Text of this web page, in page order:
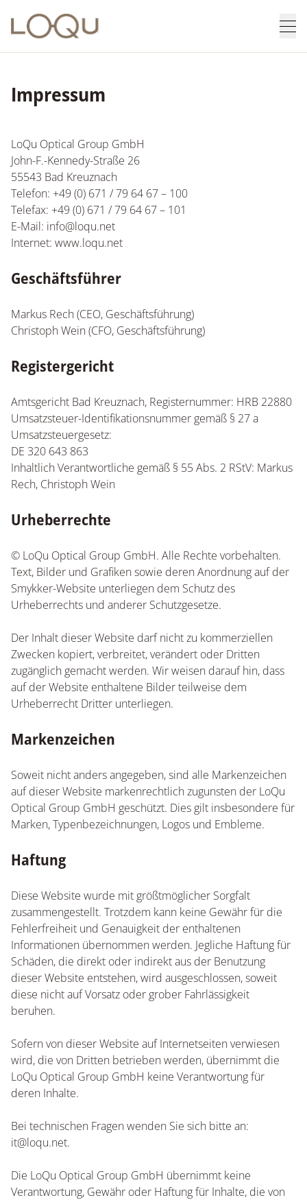
Loqu - Zur Startseite
Impressum
LoQu Optical Group GmbH
John-F.-Kennedy-Straße 26
55543 Bad Kreuznach
Telefon: +49 (0) 671 / 79 64 67 – 100
Telefax: +49 (0) 671 / 79 64 67 – 101
E-Mail: info@loqu.net
Internet: www.loqu.net
Geschäftsführer
Markus Rech (CEO, Geschäftsführung)
Christoph Wein (CFO, Geschäftsführung)
Registergericht
Amtsgericht Bad Kreuznach, Registernummer: HRB 22880
Umsatzsteuer-Identifikationsnummer gemäß § 27 a
Umsatzsteuergesetz:
DE 320 643 863
Inhaltlich Verantwortliche gemäß § 55 Abs. 2 RStV: Markus
Rech, Christoph Wein
Urheberrechte
© LoQu Optical Group GmbH. Alle Rechte vorbehalten.
Text, Bilder und Grafiken sowie deren Anordnung auf der
Smykker-Website unterliegen dem Schutz des
Urheberrechts und anderer Schutzgesetze.
Der Inhalt dieser Website darf nicht zu kommerziellen
Zwecken kopiert, verbreitet, verändert oder Dritten
zugänglich gemacht werden. Wir weisen darauf hin, dass
auf der Website enthaltene Bilder teilweise dem
Urheberrecht Dritter unterliegen.
Markenzeichen
Soweit nicht anders angegeben, sind alle Markenzeichen
auf dieser Website markenrechtlich zugunsten der LoQu
Optical Group GmbH geschützt. Dies gilt insbesondere für
Marken, Typenbezeichnungen, Logos und Embleme.
Haftung
Diese Website wurde mit größtmöglicher Sorgfalt
zusammengestellt. Trotzdem kann keine Gewähr für die
Fehlerfreiheit und Genauigkeit der enthaltenen
Informationen übernommen werden. Jegliche Haftung für
Schäden, die direkt oder indirekt aus der Benutzung
dieser Website entstehen, wird ausgeschlossen, soweit
diese nicht auf Vorsatz oder grober Fahrlässigkeit
beruhen.
Sofern von dieser Website auf Internetseiten verwiesen
wird, die von Dritten betrieben werden, übernimmt die
LoQu Optical Group GmbH keine Verantwortung für
deren Inhalte.
Bei technischen Fragen wenden Sie sich bitte an:
it@loqu.net.
Die LoQu Optical Group GmbH übernimmt keine
Verantwortung, Gewähr oder Haftung für Inhalte, die von